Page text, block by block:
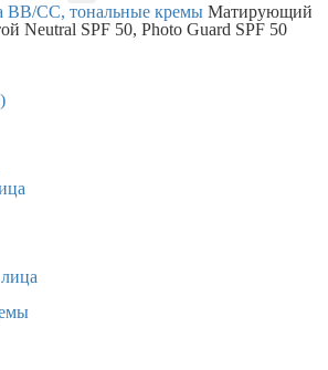
BB/CC, тональные кремы Матирующий
Neutral SPF 50, Photo Guard SPF 50